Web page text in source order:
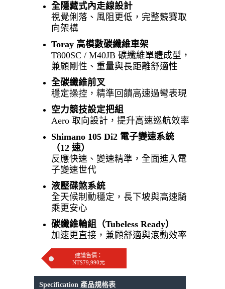
全隱藏式內走線設計
視覺俐落、風阻更低，完整競賽取
向架構
Toray 高模數碳纖維車架
T800SC / M40JB 碳纖維單體成型，
兼顧剛性、重量與長距離舒適性
全碳纖維前叉
穩定操控，精準回饋高速過彎表現
空力競技設定把組
Aero 取向設計，提升高速巡航效率
Shimano 105 Di2 電子變速系統
（12 速）
反應快速、變速精準，全面進入電
子變速世代
液壓碟煞系統
全天候制動穩定，長下坡與高速騎
乘更安心
碳纖維輪組（Tubeless Ready）
加速更直接，兼顧舒適與滾動效率
建議售價：
NT$79,990元
Specification 產品規格表